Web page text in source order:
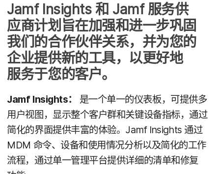
Jamf Insights和 Jamf 服务​供​
应商​计划旨​在​加强​和​进一步​巩固​
我们​的​合作​伙伴​关系，​并​为​您​的​
企业​提供​新​的​工具，​以​更​好​地​
服务于​您​的​客户。
Jamf Insights：
是​一​个​单一​的​仪表板，​可​提供​多​
用​户​视图，​显示​整​个​客户群​和​关键​设备​指标，​通过​
简化​的​界面​提供​丰富​的​体验。 Jamf Insights通过
MDM 命令、​设备​和​使用​情况​分析​以及​简化​的​工作​
流程，​通过​单一​管理​平台​提供​详细​的​清单​和​修复​